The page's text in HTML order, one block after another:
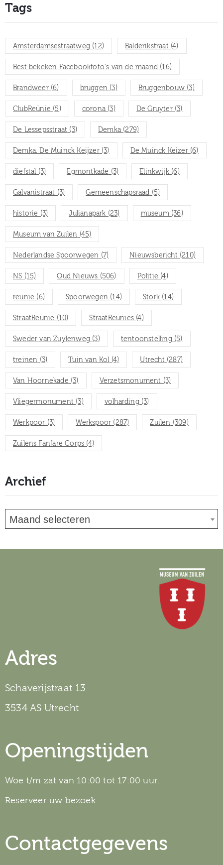
Tags
Amsterdamsestraatweg (12) Balderikstraat(4)
Best bekeken Facebookfoto's van de maand (16)
Brandweer(6) bruggen (3) Bruggenbouw (3)
ClubReünie (5) corona (3) De Gruyter(3)
De Lessepsstraat (3) Demka (279)
Demka. De Muinck Keijzer(3) De Muinck Keizer(6)
diefstal (3) Egmontkade (3) Elinkwijk (6)
Galvanistraat (3) Gemeenschapsraad (5)
historie (3) Julianapark (23) museum(36)
Museum van Zuilen (45)
Nederlandse Spoorwegen (7) Nieuwsbericht(210)
NS (15) Oud Nieuws (506) Politie (4)
reünie (6) Spoorwegen (14) Stork (14)
StraatReünie (10) StraatReünies (4)
Sweder van Zuylenweg (3) tentoonstelling(5)
treinen (3) Tuin van Kol (4) Utrecht(287)
Van Hoornekade (3) Verzetsmonument (3)
Vliegermonument (3) volharding(3)
Werkpoor (3) Werkspoor (287) Zuilen (309)
Zuilens Fanfare Corps (4)
Archief
Maand selecteren
Adres
Schaverijstraat 13
3534 AS Utrecht
Openingstijden
Woe t/m zat van 10:00 tot 17:00 uur.
Reserveer uw bezoek.
Contactgegevens